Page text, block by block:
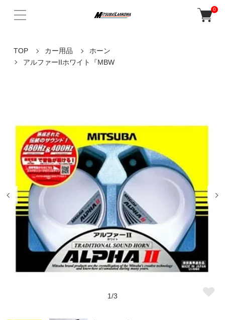
0
TOP カー用品
ホーン
アルファーIIホワイト『MBW
1/3